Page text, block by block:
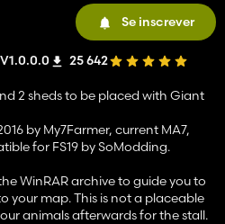
Se inscrever
V1.0.0.0 25 642
2 sheds to be placed with Giant
by My7Farmer, current MA7,
for FS19 by SoModding.
WinRAR archive to guide you to
your map. This is not a placeable
animals afterwards for the stall.